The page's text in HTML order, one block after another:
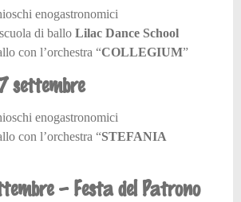
enogastronomici
di ballo Lilac Dance School
con l’orchestra “COLLEGIUM”
settembre
enogastronomici
con l’orchestra “STEFANIA
– Festa del Patrono